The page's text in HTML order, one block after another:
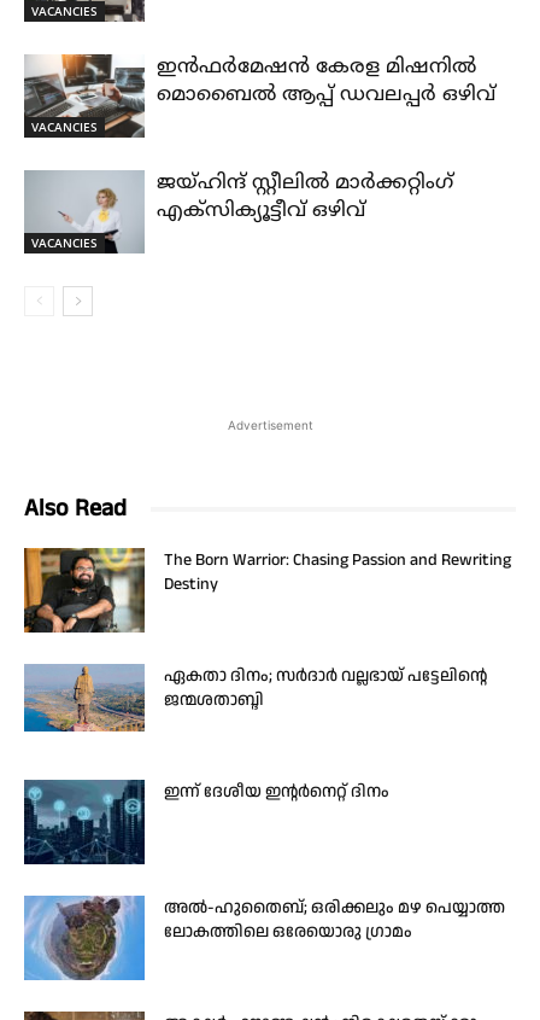
VACANCIES
VACANCIES
ഇൻഫർമേഷൻ കേരള മിഷനിൽ
മൊബൈൽ ആപ്പ് ഡവലപ്പർ ഒഴിവ്
VACANCIES
ജയ്‌ഹിന്ദ്‌ സ്റ്റീലിൽ മാർക്കറ്റിംഗ്
എക്സിക്യൂട്ടീവ് ഒഴിവ്
Advertisement
Also Read
The Born Warrior: Chasing Passion and Rewriting
Destiny
ഏകതാ ദിനം; സർദാർ വല്ലഭായ് പട്ടേലിന്റെ
ജന്മശതാബ്ദി
ഇന്ന് ദേശീയ ഇന്റർനെറ്റ് ദിനം
അൽ-ഹുതൈബ്; ഒരിക്കലും മഴ പെയ്യാത്ത
ലോകത്തിലെ ഒരേയൊരു ഗ്രാമം